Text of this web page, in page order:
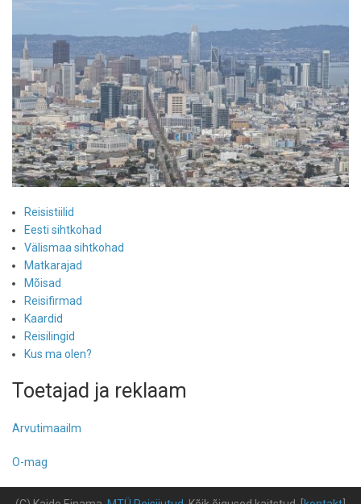
Reisistiilid
Eesti sihtkohad
Välismaa sihtkohad
Matkarajad
Mõisad
Reisifirmad
Kaardid
Reisilingid
Kus ma olen?
Toetajad ja reklaam
Arvutimaailm
O-mag